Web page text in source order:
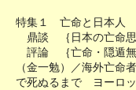
特集１ 亡命と日本人
鼎談 ｛日本の亡命思
評論 ｛亡命・隠遁無
（金一勉）／海外亡命
で死ぬるまで ヨーロッ